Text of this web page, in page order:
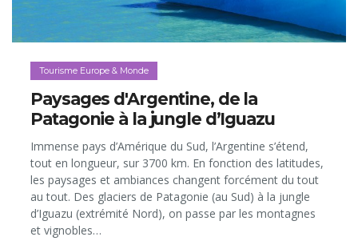
Tourisme Europe & Monde
Paysages d'Argentine, de la
Patagonie à la jungle d’Iguazu
Immense pays d’Amérique du Sud, l’Argentine s’étend,
tout en longueur, sur 3700 km. En fonction des latitudes,
les paysages et ambiances changent forcément du tout
au tout. Des glaciers de Patagonie (au Sud) à la jungle
d’Iguazu (extrémité Nord), on passe par les montagnes
et vignobles…